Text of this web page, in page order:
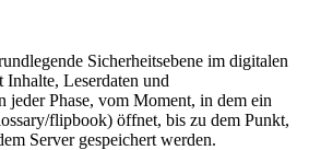
Sicherheitsebene im digitalen
Leserdaten und
jeder Phase, vom Moment, in dem ein
flipbook) öffnet, bis zu dem Punkt,
Server gespeichert werden.